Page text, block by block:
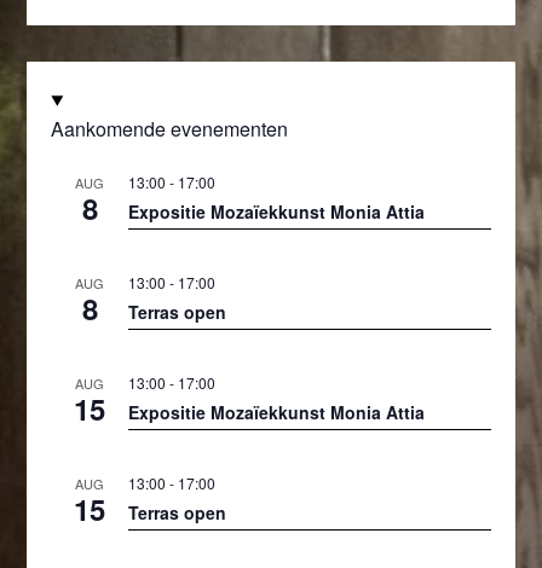
Aankomende evenementen
AUG
8
13:00 - 17:00
Expositie Mozaïekkunst Monia Attia
AUG
8
13:00 - 17:00
Terras open
AUG
15
13:00 - 17:00
Expositie Mozaïekkunst Monia Attia
AUG
15
13:00 - 17:00
Terras open